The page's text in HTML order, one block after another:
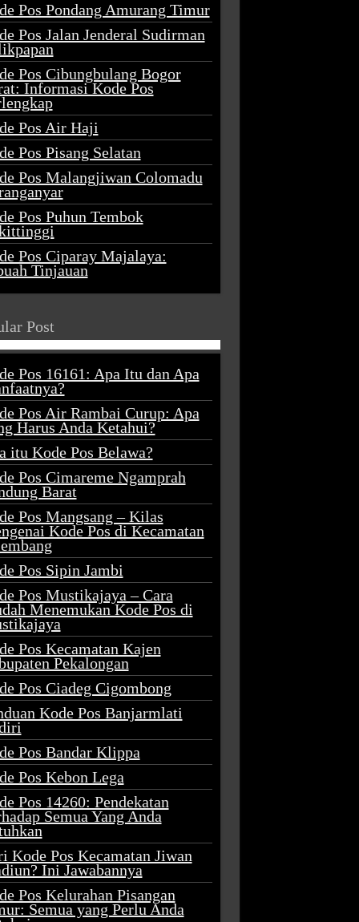
Pos Pondang Amurang Timur
Pos Jalan Jenderal Sudirman
Pos Cibungbulang Bogor
Informasi Kode Pos
Pos Air Haji
Pos Pisang Selatan
Pos Malangjiwan Colomadu
Pos Puhun Tembok
Pos Ciparay Majalaya:
Tinjauan
Post
Pos 16161: Apa Itu dan Apa
Pos Air Rambai Curup: Apa
Harus Anda Ketahui?
itu Kode Pos Belawa?
Pos Cimareme Ngamprah
Barat
Pos Mangsang – Kilas
Kode Pos di Kecamatan
Pos Sipin Jambi
Pos Mustikajaya – Cara
Menemukan Kode Pos di
Pos Kecamatan Kajen
Pekalongan
Pos Ciadeg Cigombong
Kode Pos Banjarmlati
Pos Bandar Klippa
Pos Kebon Lega
Pos 14260: Pendekatan
Semua Yang Anda
Kode Pos Kecamatan Jiwan
Ini Jawabannya
Pos Kelurahan Pisangan
Semua yang Perlu Anda